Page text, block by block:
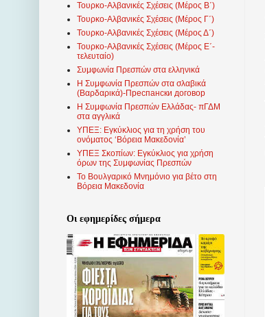
Τουρκο-Αλβανικές Σχέσεις (Μέρος Β΄)
Τουρκο-Αλβανικές Σχέσεις (Μέρος Γ΄)
Τουρκο-Αλβανικές Σχέσεις (Μέρος Δ΄)
Τουρκο-Αλβανικές Σχέσεις (Μέρος Ε΄-
τελευταίο)
Συμφωνία Πρεσπών στα ελληνικά
Η Συμφωνία Πρεσπών στα σλαβικά
(Βαρδαρικά)-Преспански договор
Η Συμφωνία Πρεσπών Ελλάδας- πΓΔΜ
στα αγγλικά
ΥΠΕΞ: Εγκύκλιος για τη χρήση του
ονόματος ‘Βόρεια Μακεδονία’
ΥΠΕΞ Σκοπίων: Εγκύκλιος για χρήση
όρων της Συμφωνίας Πρεσπών
Το Βουλγαρικό Μνημόνιο για βέτο στη
Βόρεια Μακεδονία
Οι εφημερίδες σήμερα